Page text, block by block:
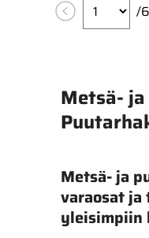
/
Metsä- ja
Metsä- ja
varaosat
yleisimpiin